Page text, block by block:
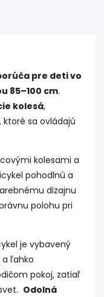
pre deti vo
85–100 cm.
kolesá,
ktoré sa ovládajú
kolesami a
pohodlnú a
dizajnu
polohu pri
je vybavený
ľahko
pokoj, zatiaľ
Odolná